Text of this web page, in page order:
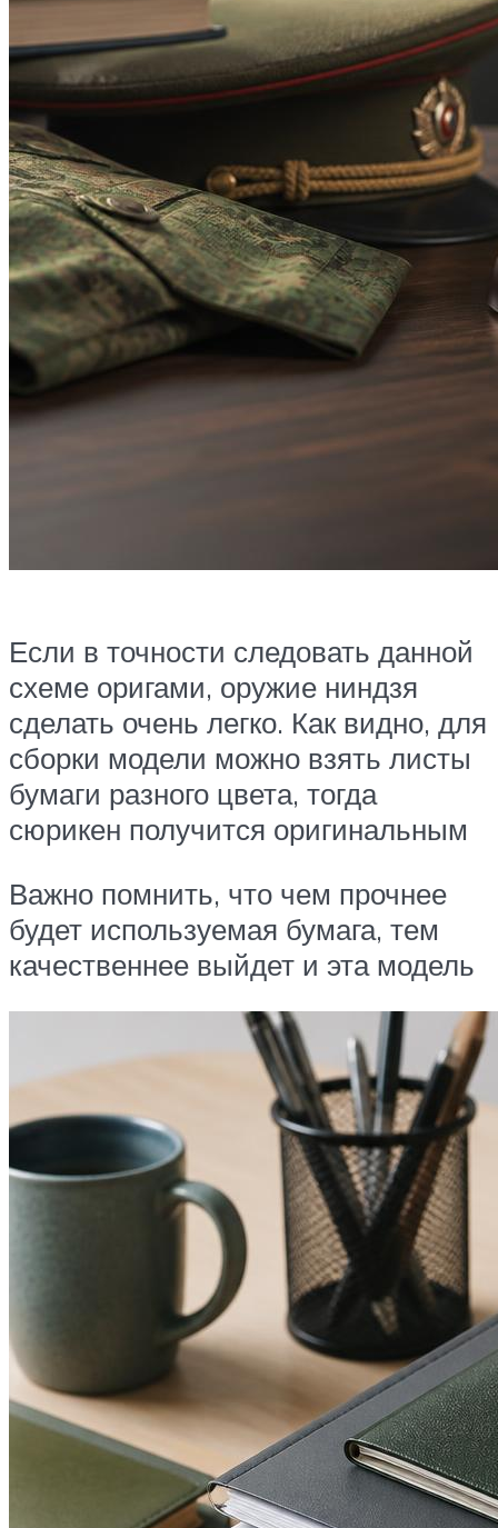
Если в точности следовать данной
схеме оригами, оружие ниндзя
сделать очень легко. Как видно, для
сборки модели можно взять листы
бумаги разного цвета, тогда
сюрикен получится оригинальным
Важно помнить, что чем прочнее
будет используемая бумага, тем
качественнее выйдет и эта модель